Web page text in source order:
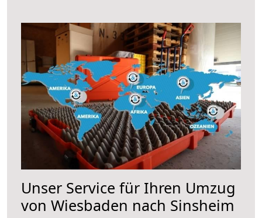
Unser Service für Ihren Umzug
von Wiesbaden nach Sinsheim